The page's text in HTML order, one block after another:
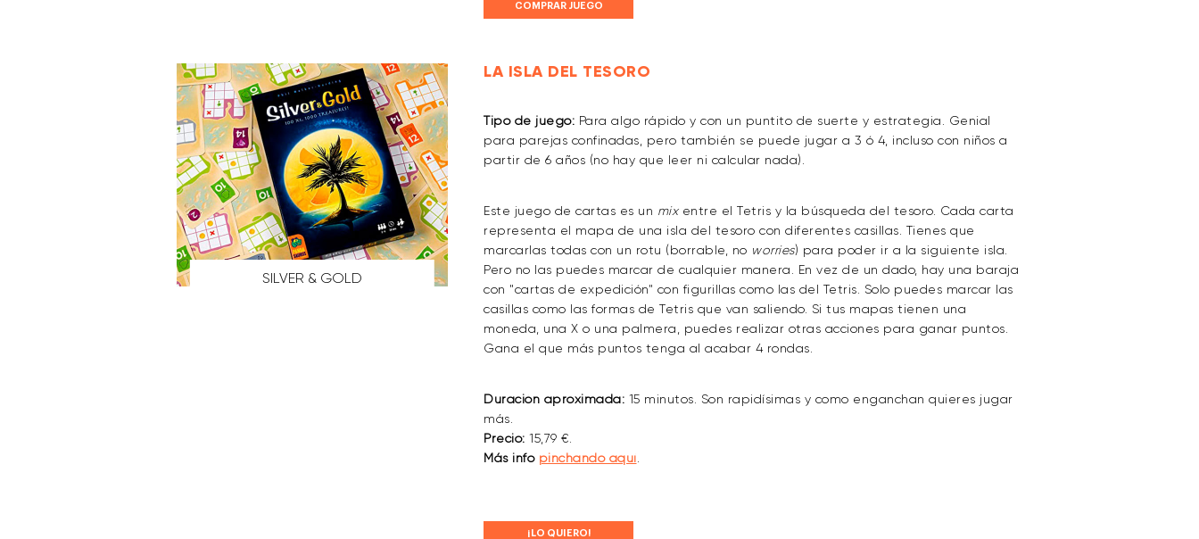
COMPRAR JUEGO
SILVER & GOLD
LA ISLA DEL TESORO
Tipo de juego: Para algo rápido y con un puntito de suerte y estrategia. Genial
para parejas confinadas, pero también se puede jugar a 3 ó 4, incluso con niños a
partir de 6 años (no hay que leer ni calcular nada).
Este juego de cartas es un mixentre el Tetris y la búsqueda del tesoro. Cada carta
representa el mapa de una isla del tesoro con diferentes casillas. Tienes que
marcarlas todas con un rotu (borrable, no worries) para poder ir a la siguiente isla.
Pero no las puedes marcar de cualquier manera. En vez de un dado, hay una baraja
con "cartas de expedición" con figurillas como las del Tetris. Solo puedes marcar las
casillas como las formas de Tetris que van saliendo. Si tus mapas tienen una
moneda, una X o una palmera, puedes realizar otras acciones para ganar puntos.
Gana el que más puntos tenga al acabar 4 rondas.
Duración aproximada: 15 minutos. Son rapidísimas y como enganchan quieres jugar
más.
Precio: 15,79 €.
Más info pinchando aquí
¡LO QUIERO!